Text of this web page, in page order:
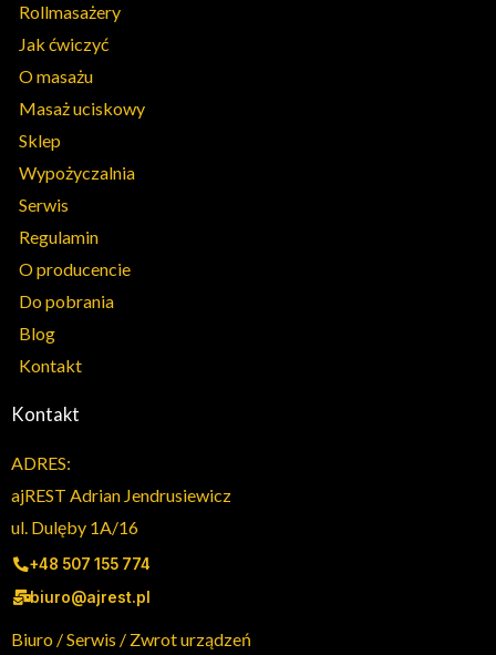
Rollmasażery
Jak ćwiczyć
O masażu
Masaż uciskowy
Sklep
Wypożyczalnia
Serwis
Regulamin
O producencie
Do pobrania
Blog
Kontakt
Kontakt
ADRES:
ajREST Adrian Jendrusiewicz
ul. Dulęby 1A/16
+48 507 155 774
biuro@ajrest.pl
Biuro / Serwis / Zwrot urządzeń